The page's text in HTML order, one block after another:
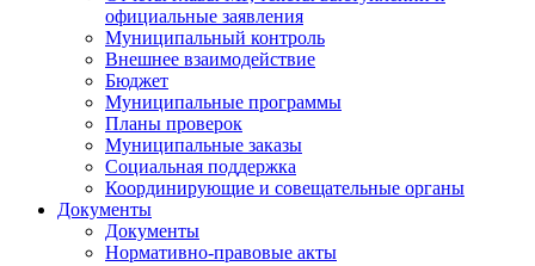
официальные заявления
Муниципальный контроль
Внешнее взаимодействие
Бюджет
Муниципальные программы
Планы проверок
Муниципальные заказы
Социальная поддержка
Координирующие и совещательные органы
Документы
Документы
Нормативно-правовые акты